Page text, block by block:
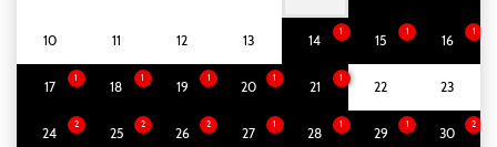
10 11 12 13 14
1
15
1
16
1
17
1
18
1
19
1
20
1
21
1
22 23
24
2
25
2
26
2
27
1
28
1
29
1
30
2